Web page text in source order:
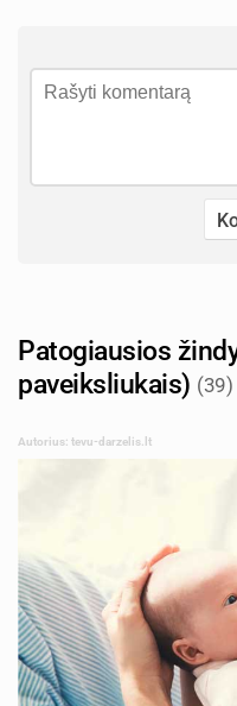
Patogiausios
paveiksliukais) (39)
Autorius: tevu-darzelis.lt